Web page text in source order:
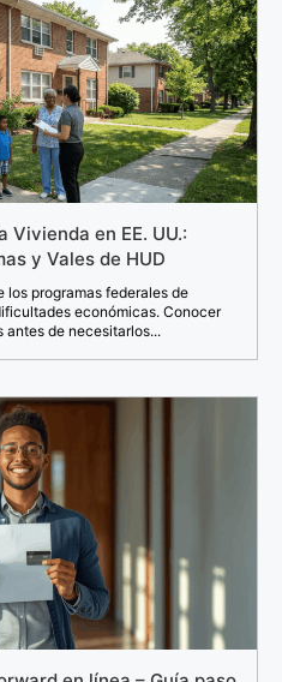
en EE. UU.:
y Vales de HUD
los programas federales de
económicas. Conocer
antes de necesitarlos...